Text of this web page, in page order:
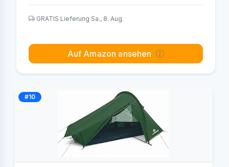
GRATIS Lieferung Sa., 8. Aug.
Auf Amazon ansehen
#10